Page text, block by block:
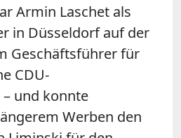
Armin Laschet als
in Düsseldorf auf der
Geschäftsführer für
CDU-
und konnte
Werben den